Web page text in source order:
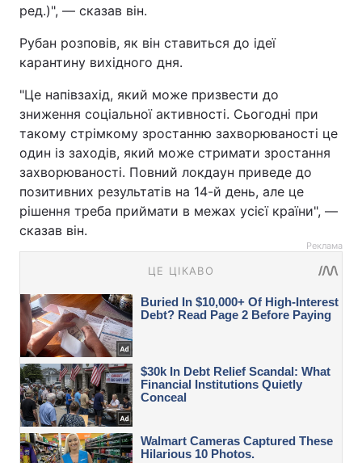
ред.)", — сказав він.
Рубан розповів, як він ставиться до ідеї
карантину вихідного дня.
"Це напівзахід, який може призвести до
зниження соціальної активності. Сьогодні при
такому стрімкому зростанню захворюваності це
один із заходів, який може стримати зростання
захворюваності. Повний локдаун приведе до
позитивних результатів на 14-й день, але це
рішення треба приймати в межах усієї країни", —
сказав він.
Реклама